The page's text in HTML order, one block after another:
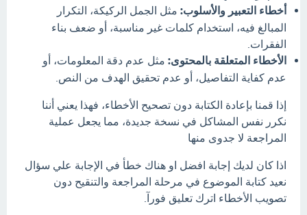
أخطاء التعبير والأسلوب: مثل الجمل الركيكة، التكرار
المبالغ فيه، استخدام كلمات غير مناسبة، أو ضعف بناء
الفقرات.
الأخطاء المتعلقة بالمحتوى: مثل عدم دقة المعلومات، أو
عدم كفاية التفاصيل، أو عدم تحقيق الهدف من النص.
إذا قمنا بإعادة الكتابة دون تصحيح الأخطاء، فهذا يعني أننا
نكرر نفس المشاكل في نسخة جديدة، مما يجعل عملية
المراجعة لا جدوى منها
اذا كان لديك إجابة افضل او هناك خطأ في الإجابة علي سؤال
نعيد كتابة الموضوع في مرحلة المراجعة والتنقيح دون
تصويب الأخطاء اترك تعليق فورآ.